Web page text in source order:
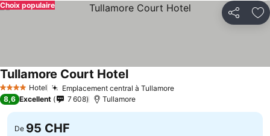
Partager
Choix populaire
4 Étoiles Hotel Emplacement central à Tullamore
Tullamore Court Hotel
8,6 Excellent 7 608 Tullamore
De 95 CHF